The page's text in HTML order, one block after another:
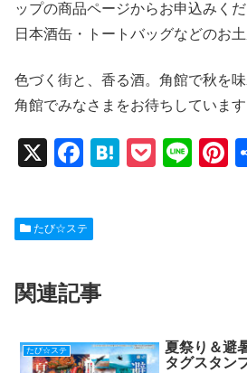
ップの商品ページからお申込みくだ
日本酒缶・トートバッグなどのお
色づく街と、香る酒。角館で秋を味
角館でみなさまをお待ちしています
X
F
c
e
o
k
H
P
Li
たび☆ステ
関連記事
たび☆ステ
夏祭り＆避
タグスタン